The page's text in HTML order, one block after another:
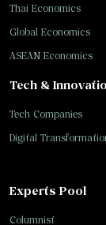
Tech &
Tech Companies
Digital
Thai Economics
Global Economics
ASEAN Economics
Experts Pool
Columnist